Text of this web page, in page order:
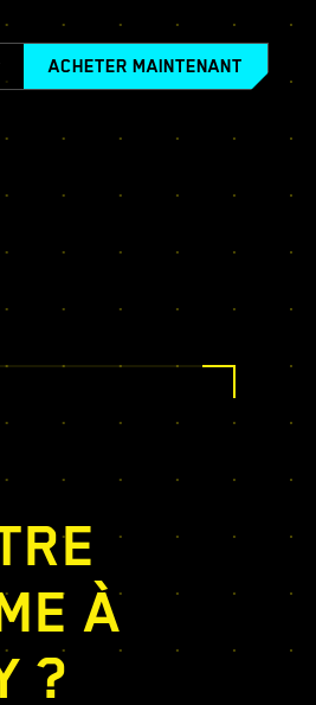
ACHETER MAINTENANT
À
?